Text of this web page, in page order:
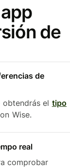
de
de
obtendrás el tipo
Wise.
real
comprobar